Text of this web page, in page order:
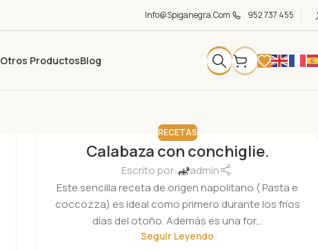
Info@spiganegra.com 952 737 455
Otros ProductosBlog
RECETAS
Calabaza con conchiglie.
Escrito por:
admin
Este sencilla receta de origen napolitano ( Pasta e
coccozza) es ideal como primero durante los fríos
días del otoño. Además es una for...
Seguir Leyendo